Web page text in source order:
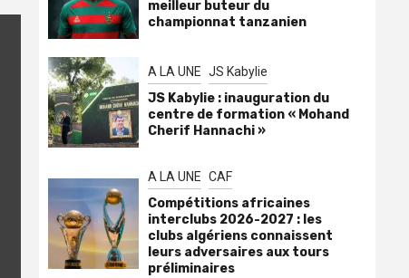
meilleur buteur du
championnat tanzanien
A LA UNE JS Kabylie
JS Kabylie : inauguration du
centre de formation « Mohand
Cherif Hannachi »
A LA UNE CAF
Compétitions africaines
interclubs 2026-2027 : les
clubs algériens connaissent
leurs adversaires aux tours
préliminaires